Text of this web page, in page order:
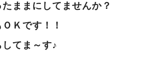
ままにしてませんか？
Ｋです！！
てま～す♪